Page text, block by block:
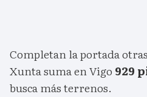
Completan la portada
Xunta suma en Vigo 929
busca más terrenos.